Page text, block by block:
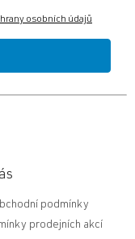
osobních údajů
podmínky
prodejních akcí